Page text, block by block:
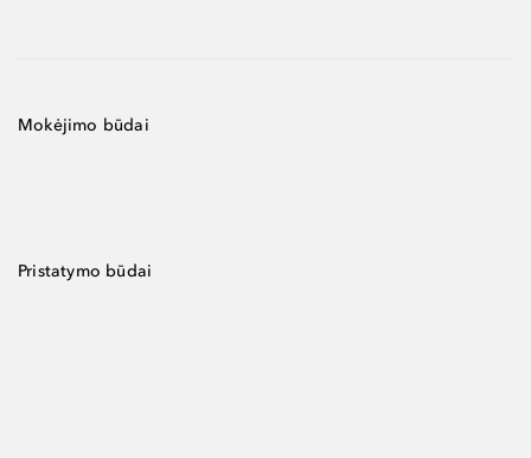
Mokėjimo būdai
Pristatymo būdai